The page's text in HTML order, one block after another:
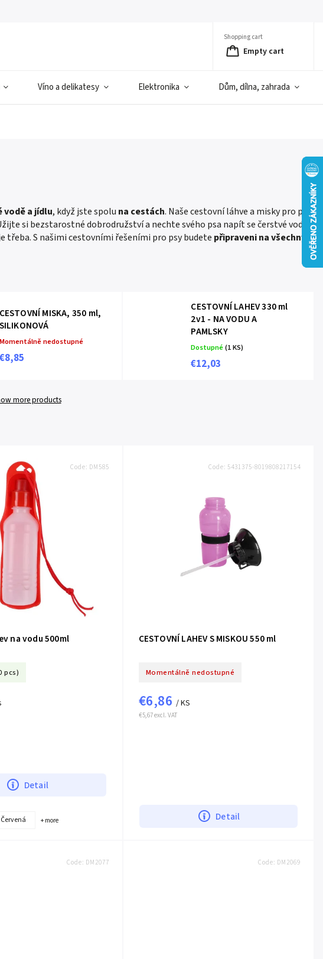
Shopping cart
Empty cart
Víno a delikatesy Elektronika Dům, dílna, zahrada
vodě a jídlu, když jste spolu na cestách. Naše cestovní láhve a misky pro psy
si bezstarostné dobrodružství a nechte svého psa napít se čerstvé vody z
třeba. S našimi cestovními řešeními pro psy budete připraveni na všechny
CESTOVNÍ MISKA, 350 ml,
SILIKONOVÁ
Momentálně nedostupné
€8,85
CESTOVNÍ LAHEV 330 ml
2v1 - NA VODU A
PAMLSKY
Dostupné(1 KS)
€12,03
more products
Oranžová
na vodu 500ml
pcs)
Detail
Červená + more
Code: DM585
CESTOVNÍ LAHEV S MISKOU 550 ml
Momentálně nedostupné
€5,67 excl. VAT
€6,86 / KS
Detail
Code: 5431375-8019808217154
Code: DM2077 Code: DM2069